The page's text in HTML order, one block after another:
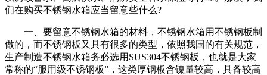
们在购买不锈钢水箱应当留意些什么?
一、要留意不锈钢水箱的材料，不锈钢水箱用不锈钢板制
做的，而不锈钢板又具有很多的类型，依照我国的有关规范，
生产制造不锈钢水箱务必选用SUS304不锈钢板，也就是大家
常称的“服用级不锈钢板”，这类厚钢板含镍量较高，具备较高